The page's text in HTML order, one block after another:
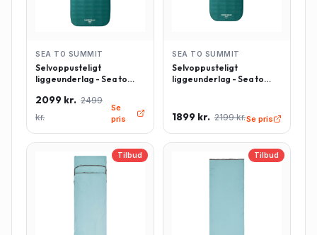
SEA TO SUMMIT
Selvoppusteligt
liggeunderlag - Sea to
Rektangulær - Large -
Grøn
2099 kr. 2499
kr.
Se
pris
SEA TO SUMMIT
Selvoppusteligt
liggeunderlag - Sea to
Grøn
1899 kr. 2199 kr.Se pris
Tilbud Tilbud